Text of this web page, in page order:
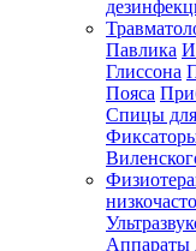
Павлика
Глиссона
Пояса
Спицы для
Аппараты